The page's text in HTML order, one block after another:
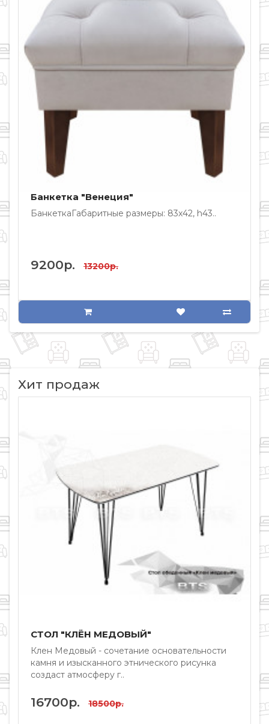
Банкетка "Венеция"
БанкеткаГабаритные размеры: 83х42, h43..
9200р. 13200р.
Хит продаж
СТОЛ "КЛЁН МЕДОВЫЙ"
Клен Медовый - сочетание основательности
камня и изысканного этнического рисунка
создаст атмосферу г..
16700р. 18500р.